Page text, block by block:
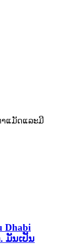
າແມັດແລະມີ
Dhabi
ມັນເປັນ